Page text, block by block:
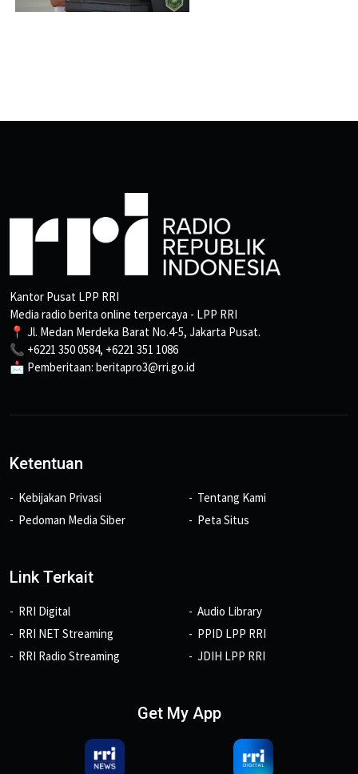
Kantor Pusat LPP RRI
Media radio berita online terpercaya - LPP RRI
📍 Jl. Medan Merdeka Barat No.4-5, Jakarta Pusat.
📞 +6221 350 0584, +6221 351 1086
📩 Pemberitaan: beritapro3@rri.go.id
Ketentuan
Kebijakan Privasi
Pedoman Media Siber
Tentang Kami
Peta Situs
Link Terkait
RRI Digital
RRI NET Streaming
RRI Radio Streaming
Audio Library
PPID LPP RRI
JDIH LPP RRI
Get My App